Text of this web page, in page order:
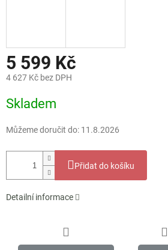
5 599 Kč
4 627 Kč bez DPH
cena:
Skladem
Můžeme doručit do: 11.8.2026
Přidat do košíku
Detailní informace